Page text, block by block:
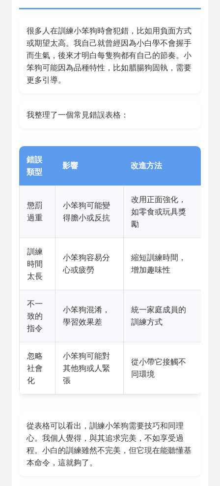
很多人在訓練小笨狗時會犯錯，比如用負面方式
或期望太高。我自己就曾經因為小白學不會握手
而生氣，後來才明白每隻狗都有自己的節奏。小
笨狗可能因為品種特性，比如腊腸狗固執，需要
更多引導。
我整理了一個常見錯誤表格：
錯誤
類型
影響 改進方法
懲罰
過重
小笨狗可能變
得膽小或反抗
改用正面強化，
如零食或玩具獎
勵
訓練
時間
太長
小笨狗容易分
心或疲勞
縮短訓練時間，
增加趣味性
不一
致的
指令
小笨狗混淆，
學習效果差
統一家庭成員的
訓練方式
忽略
社會
化
小笨狗可能對
其他狗或人緊
張
從小帶它接觸不
同環境
從表格可以看出，訓練小笨狗需要技巧和同理
心。我個人覺得，與其追求完美，不如享受過
程。小白的訓練雖然不完美，但它現在能聽懂基
本命令，這就夠了。